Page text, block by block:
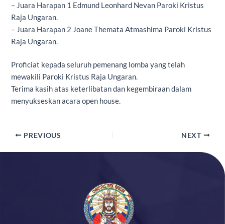
– Juara Harapan 1 Edmund Leonhard Nevan Paroki Kristus
Raja Ungaran.
– Juara Harapan 2 Joane Themata Atmashima Paroki Kristus
Raja Ungaran.
Proficiat kepada seluruh pemenang lomba yang telah
mewakili Paroki Kristus Raja Ungaran.
Terima kasih atas keterlibatan dan kegembiraan dalam
menyukseskan acara open house.
PREVIOUS NEXT